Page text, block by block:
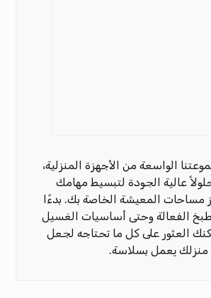
الواسعة من الأجهزة المنزلية،
عالية الجودة لتبسيط مهامك
مساحات المعيشة الخاصة بك. بدءًا
الفعالة وحتى أساسيات الغسيل
العثور على كل ما تحتاجه لجعل
منزلك يعمل بسلاسة.